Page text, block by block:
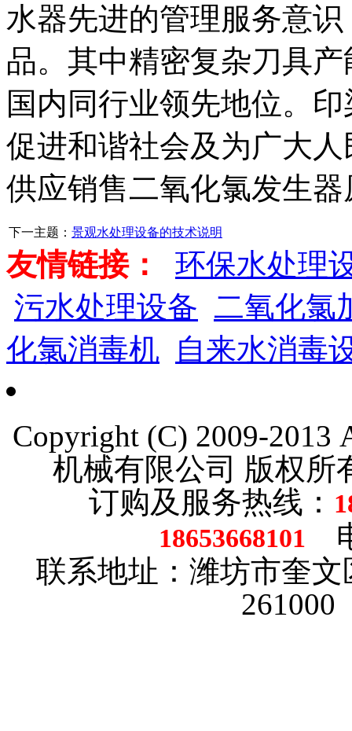
水器先进的管理服务意
品。其中精密复杂刀具
国内同行业领先地位。
促进和谐社会及为广大
供应销售二氧化氯发生
下一主题： 景观水处理设备的技术说明
友情链接：
环保水处理
污水处理设备 二氧化氯
化氯消毒机
自来水消毒
Copyright (C) 2009-2013
机械有限公司 版权
订购及服务热线：
18653668101
联系地址：潍坊市奎